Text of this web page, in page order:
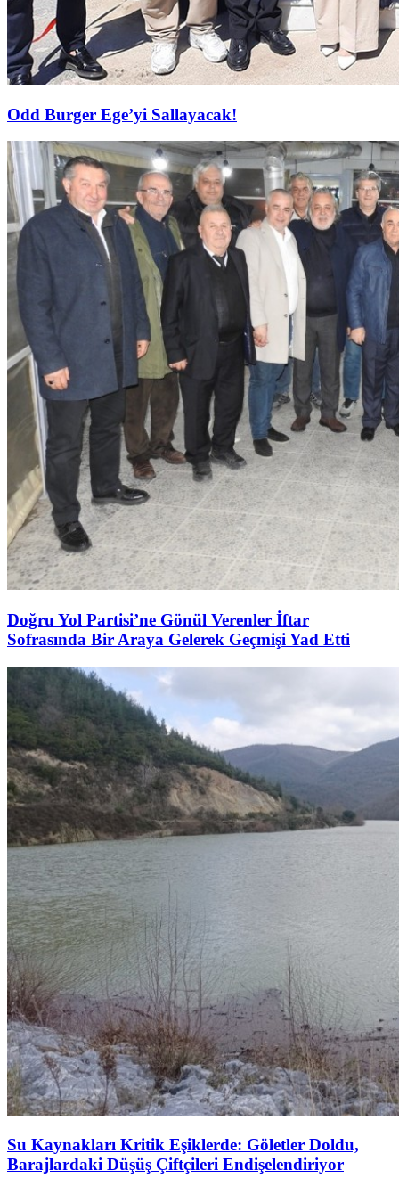
Odd Burger Ege’yi Sallayacak!
Doğru Yol Partisi’ne Gönül Verenler İftar
Sofrasında Bir Araya Gelerek Geçmişi Yad Etti
Su Kaynakları Kritik Eşiklerde: Göletler Doldu,
Barajlardaki Düşüş Çiftçileri Endişelendiriyor